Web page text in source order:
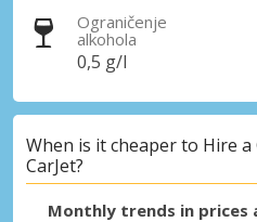
Ograničenje
alkohola
0,5 g/l
When is it cheaper to Hire
CarJet?
Monthly trends in prices